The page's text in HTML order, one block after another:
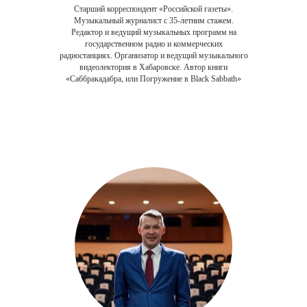
Старший корреспондент «Российской газеты».
Музыкальный журналист с 35-летним стажем.
Редактор и ведущий музыкальных программ на
государственном радио и коммерческих
радиостанциях. Организатор и ведущий музыкального
видеолектория в Хабаровске. Автор книги
«Саббракадабра, или Погружение в Black Sabbath»